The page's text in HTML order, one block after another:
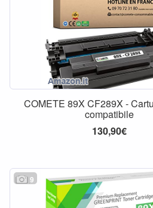
COMETE 89X CF289X -
compatibile
130,90€
9